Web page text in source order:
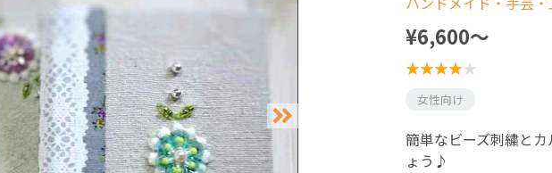
¥6,600〜
女性向け
簡単なビーズ刺繍と
ょう♪